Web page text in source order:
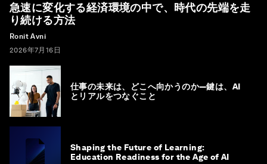
急速に変化する経済環境の中で、時代の先端を走
り続ける方法
Ronit Avni
2026年7月16日
仕事の未来は、どこへ向かうのか―鍵は、AI
とリアルをつなぐこと
Shaping the Future of Learning:
Education Readiness for the Age of AI